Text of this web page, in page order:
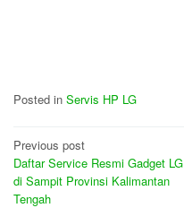
Posted in Servis HP LG
Post
navigation
Previous post
Daftar Service Resmi Gadget LG
di Sampit Provinsi Kalimantan
Tengah